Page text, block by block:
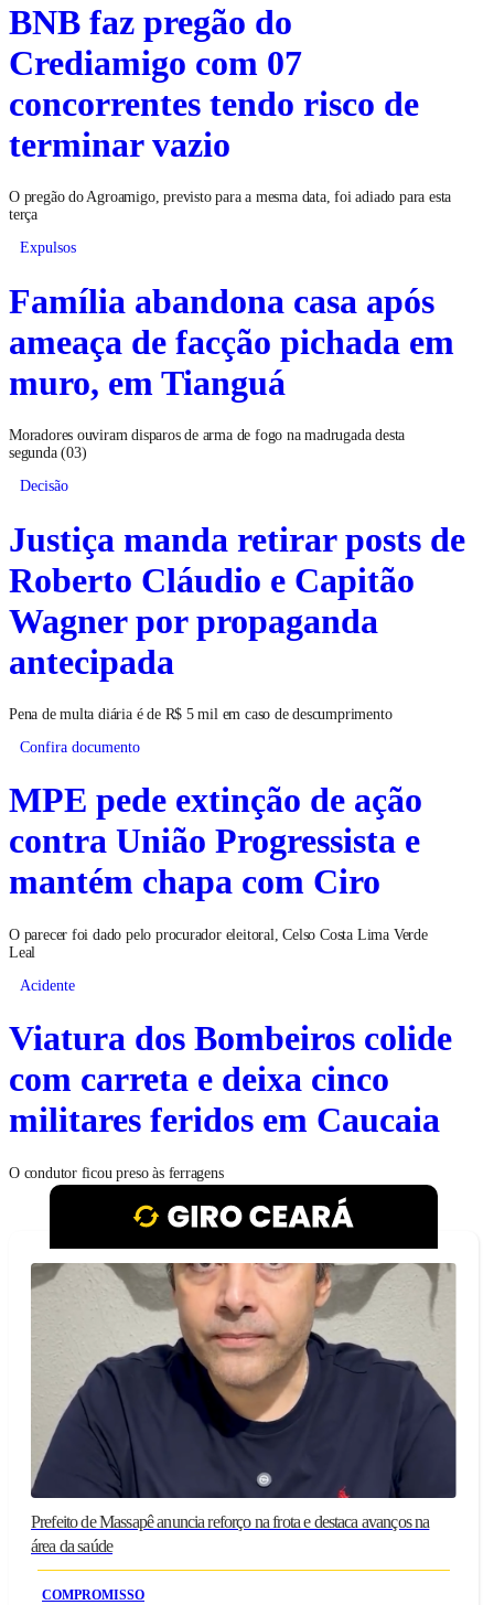
BNB faz pregão do
Crediamigo com 07
concorrentes tendo risco de
terminar vazio
O pregão do Agroamigo, previsto para a mesma data, foi adiado para esta
terça
Expulsos
Família abandona casa após
ameaça de facção pichada em
muro, em Tianguá
Moradores ouviram disparos de arma de fogo na madrugada desta
segunda (03)
Decisão
Justiça manda retirar posts de
Roberto Cláudio e Capitão
Wagner por propaganda
antecipada
Pena de multa diária é de R$ 5 mil em caso de descumprimento
Confira documento
MPE pede extinção de ação
contra União Progressista e
mantém chapa com Ciro
O parecer foi dado pelo procurador eleitoral, Celso Costa Lima Verde
Leal
Acidente
Viatura dos Bombeiros colide
com carreta e deixa cinco
militares feridos em Caucaia
O condutor ficou preso às ferragens
Prefeito de Massapê anuncia reforço na frota e destaca avanços na
área da saúde
COMPROMISSO